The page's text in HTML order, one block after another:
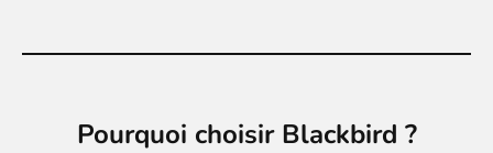
Pourquoi choisir Blackbird ?